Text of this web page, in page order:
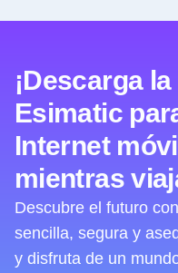
¡Descarga
Esimatic
Internet
mientras
Descubre el futuro
sencilla, segura y
y disfruta de un